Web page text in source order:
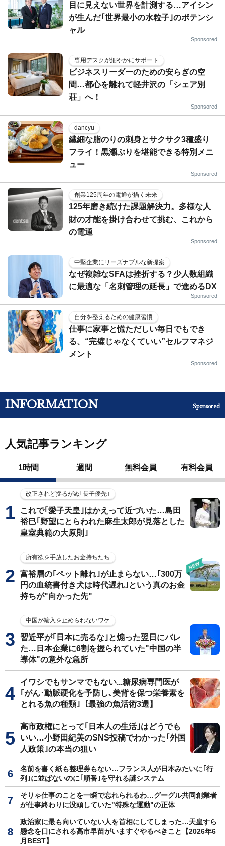
目に見えない世界を計測する…アイシン
が生んだ｢世界最小の水粒子｣のポテンシ
ャル
Sponsored
専用デスクが細やかにサポート
ビジネスリーダーのための安らぎの空
間…都心を離れて軽井沢の「シェア別
荘」へ！
Sponsored
dancyu
繊細な脂のりの刺身とサクサク3種盛り
フライ！黒瀬ぶりを堪能できる特別メニ
ュー
Sponsored
創業125周年の電通が描く未来
125年磨き続けた課題解決力。多様な人
財の才能を掛け合わせて挑む、これから
の電通
Sponsored
中堅企業にリーズナブルな新提案
なぜ複雑なSFAは挫折する？少人数組織
に最適な「名刺管理の延長」で進めるDX
Sponsored
自分を整えるための健康習慣
仕事に家事と慌ただしい毎日でもでき
る、“完璧じゃなくていい”セルフマネジ
メント
Sponsored
INFORMATION Sponsored
人気記事ランキング
1時間 週間 無料会員 有料会員
改正されど揺るがぬ｢長子優先｣
これで｢愛子天皇｣はかえって近づいた…島田
裕巳｢野望にとらわれた麻生太郎が見落とした
皇室典範の大原則｣
所有欲を手放したお金持ちたち
富裕層の｢ペット離れ｣が止まらない…｢300万
円の血統書付き犬は時代遅れ｣という真のお金
持ちが"向かった先"
中国が輸入を止められないワケ
習近平が｢日本に売るな｣と煽った翌日にバレ
た…日本企業に6割を握られていた"中国の半
導体"の意外な急所
イワシでもサンマでもない...糖尿病専門医が
｢がん･動脈硬化を予防し､美背を保つ栄養素を
とれる魚の種類｣【最強の魚活術3選】
高市政権にとって｢日本人の生活｣はどうでも
いい…小野田紀美のSNS投稿でわかった｢外国
人政策｣の本当の狙い
名前を書く紙も整理券もない…フランス人が日本みたいに｢行
列｣に並ばないのに｢順番｣を守れる謎システム
そりゃ仕事のことを一瞬で忘れられるわ…グーグル共同創業者
が仕事終わりに没頭していた"特殊な運動"の正体
政治家に最も向いていない人を首相にしてしまった…天皇すら
懸念を口にされる高市早苗がいますぐやるべきこと【2026年6
月BEST】